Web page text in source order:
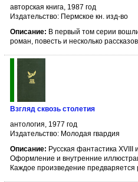
авторская книга, 1987 год
Издательство: Пермское кн. изд-во
Описание: В первый том серии
роман, повесть и несколько
Взгляд сквозь столетия
антология, 1977 год
Издательство: Молодая гвардия
Описание: Русская фантастика
Оформление и внутренние
Каждое произведение предваряется